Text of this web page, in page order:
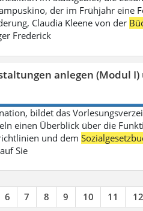
der im Frühjahr eine
Claudia Kleene von der
Frederick
anlegen (Modul
bildet das
einen Überblick über die
und dem
Sie
6 7 8 9 10 11 12